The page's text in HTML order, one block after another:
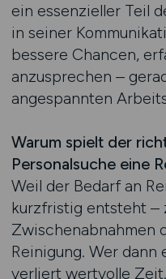
ein essenzieller Teil
in seiner
bessere Chancen,
anzusprechen –
angespannten
Warum spielt der
Personalsuche eine
Weil der Bedarf an
kurzfristig entsteht –
Zwischenabnahmen
Reinigung. Wer
verliert wertvolle